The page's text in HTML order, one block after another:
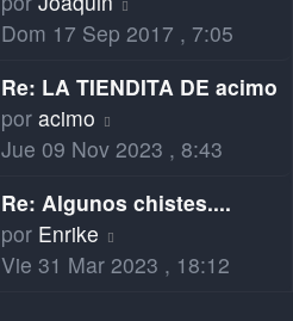
último
Dom 17 Sep 2017 , 7:05
Re: LA TIENDITA DE acimo
por acimo
último
Jue 09 Nov 2023 , 8:43
Re: Algunos chistes....
por Enrike
último
Vie 31 Mar 2023 , 18:12